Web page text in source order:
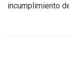
incumplimiento